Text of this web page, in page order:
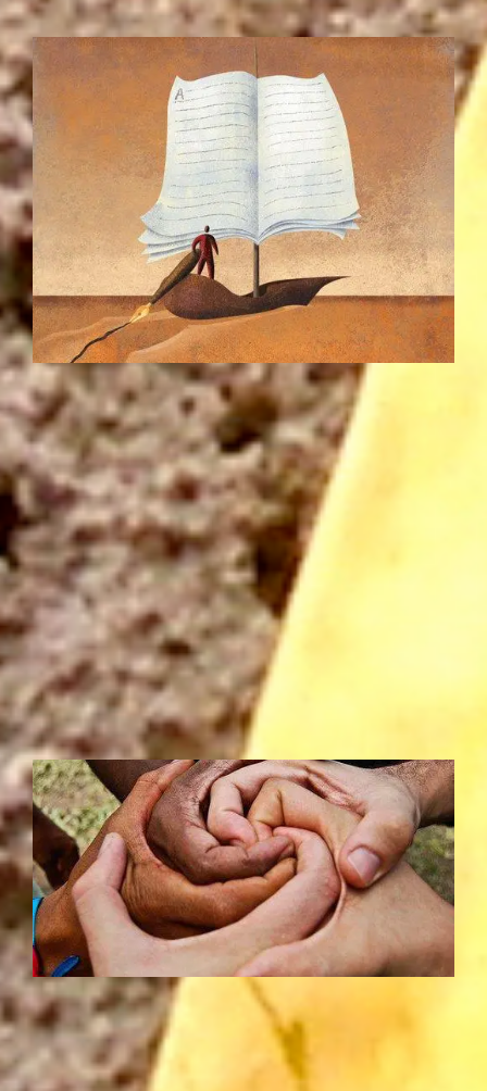
7
de 'Siete' ¿enanitos? No, siete técnicas de escritura
que te ayudarán a contactar contigo, gestionar tus
emociones, resolver conflictos, y también desarrollar
tu creatividad. ¿Lo mejor? ¡Cuando y donde quieras!
TALLER ONLINE '¡OTRA FORMA DE ESCRIBIR!'
E